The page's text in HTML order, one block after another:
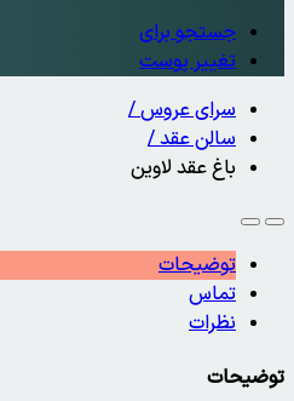
جستجو برای
تغییر پوست
سرای عروس/
سالن عقد/
باغ عقد لاوین
توضیحات
تماس
نظرات
توضیحات